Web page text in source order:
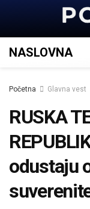
NASLOVNA
Početna Glavna vest
RUSKA
odustaju